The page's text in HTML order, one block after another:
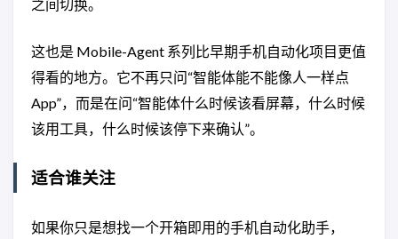
之间切换。
这也是 Mobile-Agent 系列比早期手机自动化项目更值
得看的地方。它不再只问“智能体能不能像人一样点
App”，而是在问“智能体什么时候该看屏幕，什么时候
该用工具，什么时候该停下来确认”。
适合谁关注
如果你只是想找一个开箱即用的手机自动化助手，